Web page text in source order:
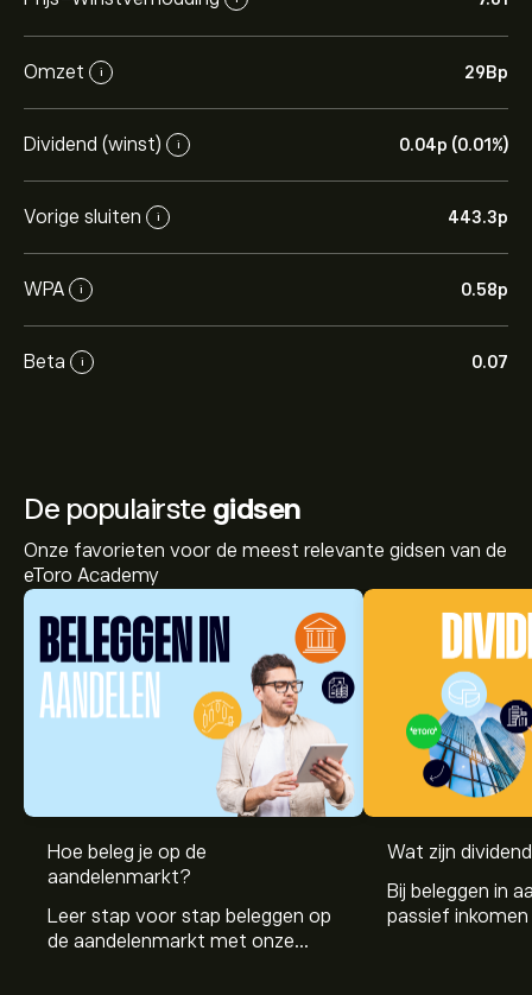
Omzet i 29B‎p‎
Dividend (winst) i 0.04‎p‎ (0.01%)
Vorige sluiten i 443.3‎p‎
WPA i 0.58‎p‎
Beta i 0.07
De populairste gidsen
Onze favorieten voor de meest relevante gidsen van de
eToro Academy
Hoe beleg je op de
aandelenmarkt?
Leer stap voor stap beleggen op
de aandelenmarkt met onze
Wat zijn
Bij beleggen in
passief